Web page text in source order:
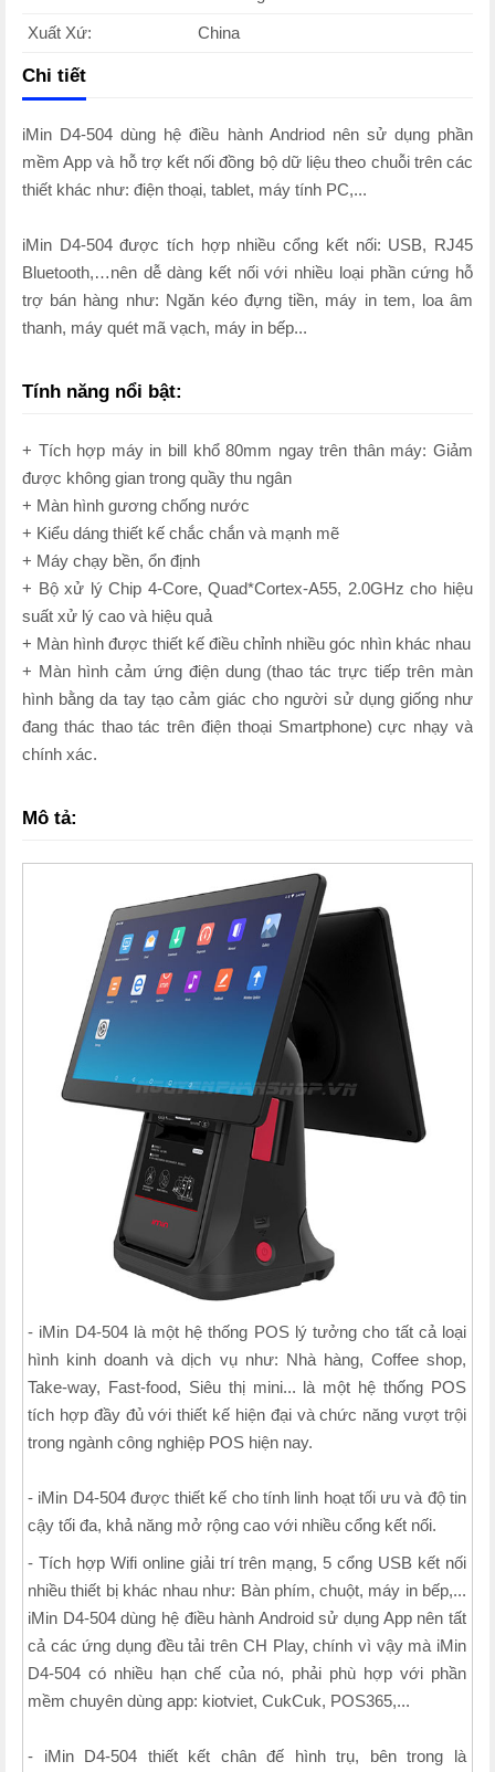
Xuất Xứ: China
Chi tiết
iMin D4-504 dùng hệ điều hành Andriod nên sử dụng phần
mềm App và hỗ trợ kết nối đồng bộ dữ liệu theo chuỗi trên các
thiết khác như: điện thoại, tablet, máy tính PC,...
iMin D4-504 được tích hợp nhiều cổng kết nối: USB, RJ45
Bluetooth,…nên dễ dàng kết nối với nhiều loại phần cứng hỗ
trợ bán hàng như: Ngăn kéo đựng tiền, máy in tem, loa âm
thanh, máy quét mã vạch, máy in bếp...
Tính năng nổi bật:
+ Tích hợp máy in bill khổ 80mm ngay trên thân máy: Giảm
được không gian trong quầy thu ngân
+ Màn hình gương chống nước
+ Kiểu dáng thiết kế chắc chắn và mạnh mẽ
+ Máy chạy bền, ổn định
+ Bộ xử lý Chip 4-Core, Quad*Cortex-A55, 2.0GHz cho hiệu
suất xử lý cao và hiệu quả
+ Màn hình được thiết kế điều chỉnh nhiều góc nhìn khác nhau
+ Màn hình cảm ứng điện dung (thao tác trực tiếp trên màn
hình bằng da tay tạo cảm giác cho người sử dụng giống như
đang thác thao tác trên điện thoại Smartphone) cực nhạy và
chính xác.
Mô tả:
- iMin D4-504 là một hệ thống POS lý tưởng cho tất cả loại
hình kinh doanh và dịch vụ như: Nhà hàng, Coffee shop,
Take-way, Fast-food, Siêu thị mini... là một hệ thống POS
tích hợp đầy đủ với thiết kế hiện đại và chức năng vượt trội
trong ngành công nghiệp POS hiện nay.
- iMin D4-504 được thiết kế cho tính linh hoạt tối ưu và độ tin
cậy tối đa, khả năng mở rộng cao với nhiều cổng kết nối.
- Tích hợp Wifi online giải trí trên mạng, 5 cổng USB kết nối
nhiều thiết bị khác nhau như: Bàn phím, chuột, máy in bếp,...
iMin D4-504 dùng hệ điều hành Android sử dụng App nên tất
cả các ứng dụng đều tải trên CH Play, chính vì vậy mà iMin
D4-504 có nhiều hạn chế của nó, phải phù hợp với phần
mềm chuyên dùng app: kiotviet, CukCuk, POS365,...
- iMin D4-504 thiết kết chân đế hình trụ, bên trong là